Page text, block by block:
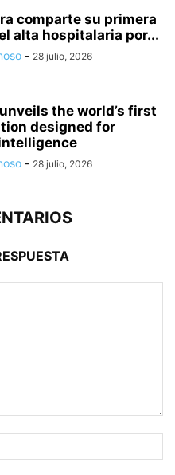
comparte su primera
alta hospitalaria por...
- 28 julio, 2026
the world’s first
designed for
- 28 julio, 2026